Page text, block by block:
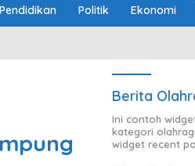
Pendidikan Politik Ekonomi
Berita
Ini contoh
kategori
widget recent